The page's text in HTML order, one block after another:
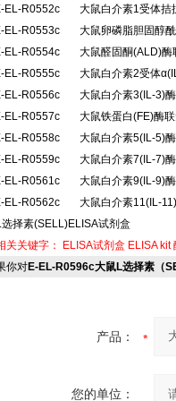
EL-R0552c
大鼠白介素1受体拮
EL-R0553c
大鼠卵磷脂胆固醇
EL-R0554c
大鼠醛固酮(ALD)
EL-R0555c
大鼠白介素2受体
EL-R0556c
大鼠白介素3(IL-3)
EL-R0557c
大鼠铁蛋白(FE)酶
EL-R0558c
大鼠白介素5(IL-5)
EL-R0559c
大鼠白介素7(IL-7)
EL-R0561c
大鼠白介素9(IL-9)
EL-R0562c
大鼠白介素11(IL-
择素(SELL)ELISA试剂盒
关关键字：
ELISA试剂盒 ELISA kit
你对E-EL-R0596c大鼠L选择素（
产品：
您的单位：